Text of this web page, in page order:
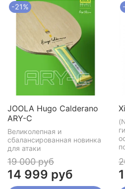
-21%
JOOLA Hugo Calderano
ARY-C
Великолепная и
сбалансированная новинка
для атаки
19 000 руб
14 999 руб